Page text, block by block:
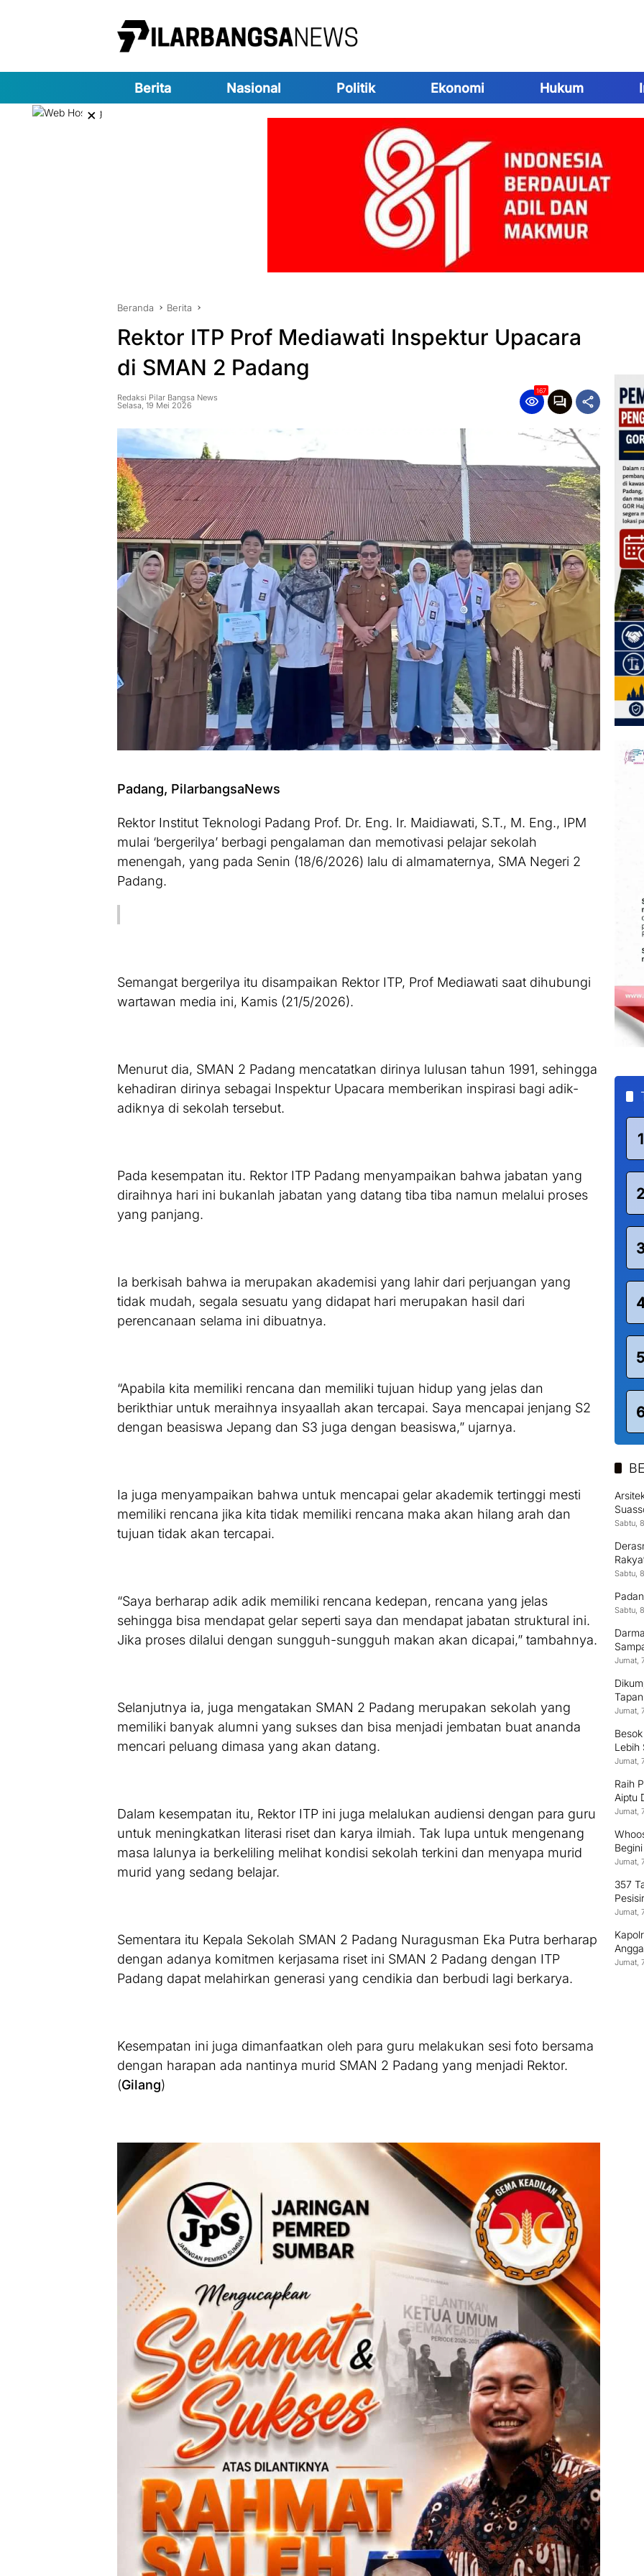
Berita Nasional Politik Ekonomi Hukum
×
Beranda Berita
Rektor ITP Prof Mediawati Inspektur Upacara
di SMAN 2 Padang
Redaksi Pilar Bangsa News
Selasa, 19 Mei 2026
167
Padang, PilarbangsaNews
Rektor Institut Teknologi Padang Prof. Dr. Eng. Ir. Maidiawati, S.T., M. Eng., IPM
mulai ‘bergerilya’ berbagi pengalaman dan memotivasi pelajar sekolah
menengah, yang pada Senin (18/6/2026) lalu di almamaternya, SMA Negeri 2
Padang.
Semangat bergerilya itu disampaikan Rektor ITP, Prof Mediawati saat dihubungi
wartawan media ini, Kamis (21/5/2026).
Menurut dia, SMAN 2 Padang mencatatkan dirinya lulusan tahun 1991, sehingga
kehadiran dirinya sebagai Inspektur Upacara memberikan inspirasi bagi adik-
adiknya di sekolah tersebut.
Pada kesempatan itu. Rektor ITP Padang menyampaikan bahwa jabatan yang
diraihnya hari ini bukanlah jabatan yang datang tiba tiba namun melalui proses
yang panjang.
Ia berkisah bahwa ia merupakan akademisi yang lahir dari perjuangan yang
tidak mudah, segala sesuatu yang didapat hari merupakan hasil dari
perencanaan selama ini dibuatnya.
“Apabila kita memiliki rencana dan memiliki tujuan hidup yang jelas dan
berikthiar untuk meraihnya insyaallah akan tercapai. Saya mencapai jenjang S2
dengan beasiswa Jepang dan S3 juga dengan beasiswa,” ujarnya.
Ia juga menyampaikan bahwa untuk mencapai gelar akademik tertinggi mesti
memiliki rencana jika kita tidak memiliki rencana maka akan hilang arah dan
tujuan tidak akan tercapai.
“Saya berharap adik adik memiliki rencana kedepan, rencana yang jelas
sehingga bisa mendapat gelar seperti saya dan mendapat jabatan struktural ini.
Jika proses dilalui dengan sungguh-sungguh makan akan dicapai,” tambahnya.
Selanjutnya ia, juga mengatakan SMAN 2 Padang merupakan sekolah yang
memiliki banyak alumni yang sukses dan bisa menjadi jembatan buat ananda
mencari peluang dimasa yang akan datang.
Dalam kesempatan itu, Rektor ITP ini juga melalukan audiensi dengan para guru
untuk meningkatkan literasi riset dan karya ilmiah. Tak lupa untuk mengenang
masa lalunya ia berkeliling melihat kondisi sekolah terkini dan menyapa murid
murid yang sedang belajar.
Sementara itu Kepala Sekolah SMAN 2 Padang Nuragusman Eka Putra berharap
dengan adanya komitmen kerjasama riset ini SMAN 2 Padang dengan ITP
Padang dapat melahirkan generasi yang cendikia dan berbudi lagi berkarya.
Kesempatan ini juga dimanfaatkan oleh para guru melakukan sesi foto bersama
dengan harapan ada nantinya murid SMAN 2 Padang yang menjadi Rektor.
(Gilang)
1
2
5
Sabtu,
Sabtu,
Sabtu,
Jumat,
Jumat,
Lebih
Jumat,
Raih
Aiptu
Terus
Jumat,
Jumat,
357
Jumat,
Jumat,